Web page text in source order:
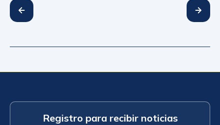
Registro para recibir noticias